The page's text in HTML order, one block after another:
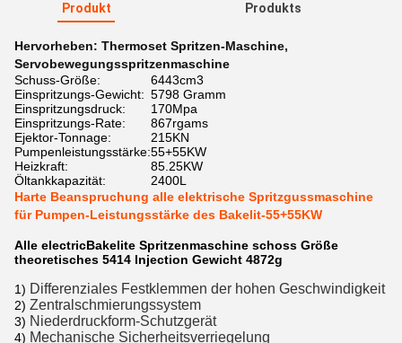
Produkt
Produkts
Hervorheben: Thermoset Spritzen-Maschine,
Servobewegungsspritzenmaschine
Schuss-Größe:
6443cm3
Einspritzungs-Gewicht: 5798 Gramm
Einspritzungsdruck:
170Mpa
Einspritzungs-Rate:
867rgams
Ejektor-Tonnage:
215KN
Pumpenleistungsstärke:55+55KW
Heizkraft:
85.25KW
Öltankkapazität:
2400L
Harte Beanspruchung alle elektrische Spritzgussmaschine
für Pumpen-Leistungsstärke des Bakelit-55+55KW
Alle electricBakelite Spritzenmaschine schoss Größe
theoretisches 5414 lnjection Gewicht 4872g
1) Differenziales Festklemmen der hohen Geschwindigkeit
2) Zentralschmierungssystem
3) Niederdruckform-Schutzgerät
4) Mechanische Sicherheitsverriegelung